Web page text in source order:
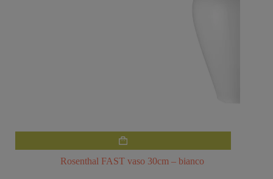
Rosenthal FAST vaso 30cm – bianco